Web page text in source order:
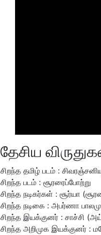
தேசிய
சிறந்த தமிழ் படம் :
சிறந்த படம் : சூரரைப்போற்று
சிறந்த நடிகர்கள் : சூர்யா
சிறந்த நடிகை : அபர்ணா
சிறந்த இயக்குனர் : சாச்சி
சிறந்த அறிமுக இயக்குனர்